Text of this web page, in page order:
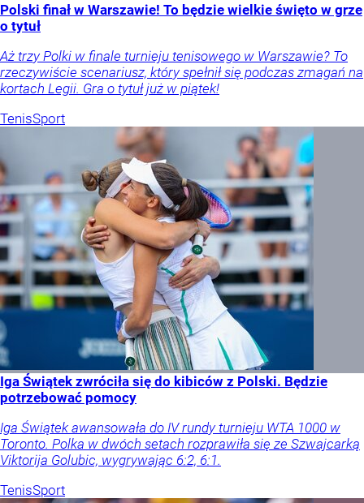
Polski finał w Warszawie! To będzie wielkie święto w grze
o tytuł
Aż trzy Polki w finale turnieju tenisowego w Warszawie? To
rzeczywiście scenariusz, który spełnił się podczas zmagań na
kortach Legii. Gra o tytuł już w piątek!
TenisSport
Iga Świątek zwróciła się do kibiców z Polski. Będzie
potrzebować pomocy
Iga Świątek awansowała do IV rundy turnieju WTA 1000 w
Toronto. Polka w dwóch setach rozprawiła się ze Szwajcarką
Viktorija Golubic, wygrywając 6:2, 6:1.
TenisSport